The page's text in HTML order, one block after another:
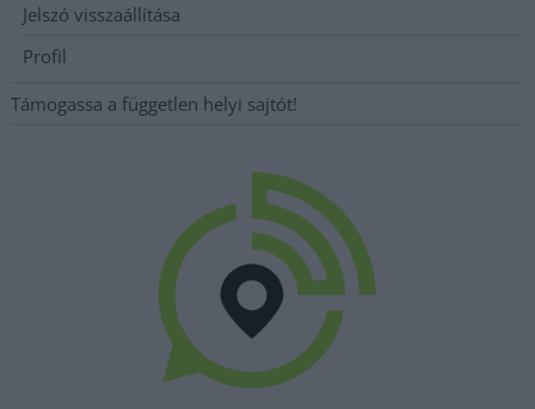
Jelszó visszaállítása
Profil
Támogassa a független helyi sajtót!